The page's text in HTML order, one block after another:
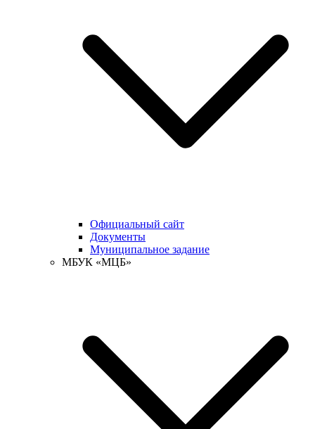
Официальный сайт
Документы
Муниципальное задание
МБУК «МЦБ»